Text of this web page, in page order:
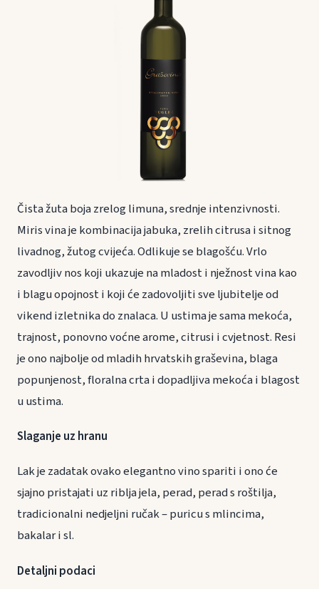
Čista žuta boja zrelog limuna, srednje intenzivnosti.
Miris vina je kombinacija jabuka, zrelih citrusa i sitnog
livadnog, žutog cvijeća. Odlikuje se blagošću. Vrlo
zavodljiv nos koji ukazuje na mladost i nježnost vina kao
i blagu opojnost i koji će zadovoljiti sve ljubitelje od
vikend izletnika do znalaca. U ustima je sama mekoća,
trajnost, ponovno voćne arome, citrusi i cvjetnost. Resi
je ono najbolje od mladih hrvatskih graševina, blaga
popunjenost, floralna crta i dopadljiva mekoća i blagost
u ustima.
Slaganje uz hranu
Lak je zadatak ovako elegantno vino spariti i ono će
sjajno pristajati uz riblja jela, perad, perad s roštilja,
tradicionalni nedjeljni ručak – puricu s mlincima,
bakalar i sl.
Detaljni podaci